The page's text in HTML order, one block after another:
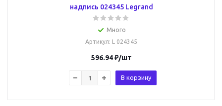
надпись 024345 Legrand
Много
Артикул: L 024345
596.94₽/шт
В корзину